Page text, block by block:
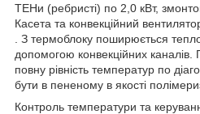
ТЕНи (ребристі) по 2,0 кВт,
Касета та конвекційний
. З термоблоку поширюється
допомогою конвекційних каналів.
повну рівність температур по
бути в пененому в якості
Контроль температури та